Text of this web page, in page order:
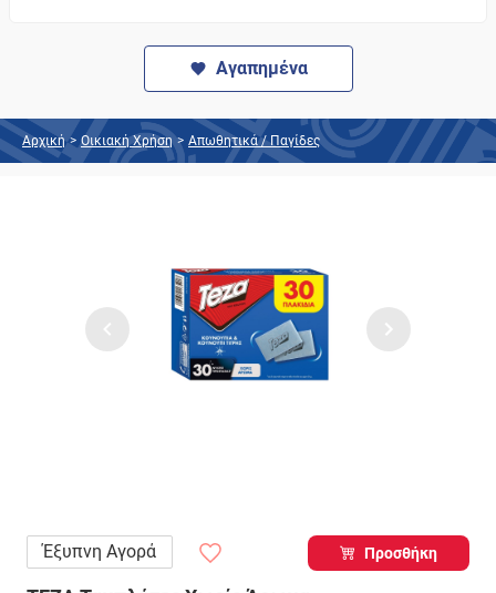
Αγαπημένα
Αρχική > Οικιακή Χρήση > Απωθητικά / Παγίδες
Έξυπνη Αγορά Προσθήκη